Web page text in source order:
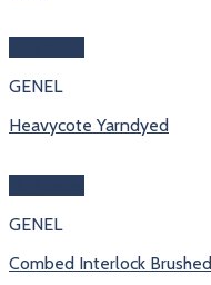
GENEL
Heavycote Yarndyed
GENEL
Combed Interlock Brushed